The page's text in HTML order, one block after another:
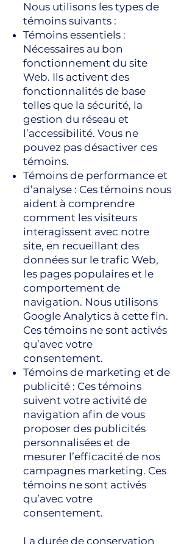
Nous utilisons les types de
témoins suivants :
Témoins essentiels :
Nécessaires au bon
fonctionnement du site
Web. Ils activent des
fonctionnalités de base
telles que la sécurité, la
gestion du réseau et
l’accessibilité. Vous ne
pouvez pas désactiver ces
témoins.
Témoins de performance et
d’analyse : Ces témoins nous
aident à comprendre
comment les visiteurs
interagissent avec notre
site, en recueillant des
données sur le trafic Web,
les pages populaires et le
comportement de
navigation. Nous utilisons
Google Analytics à cette fin.
Ces témoins ne sont activés
qu’avec votre
consentement.
Témoins de marketing et de
publicité : Ces témoins
suivent votre activité de
navigation afin de vous
proposer des publicités
personnalisées et de
mesurer l’efficacité de nos
campagnes marketing. Ces
témoins ne sont activés
qu’avec votre
consentement.
La durée de conservation